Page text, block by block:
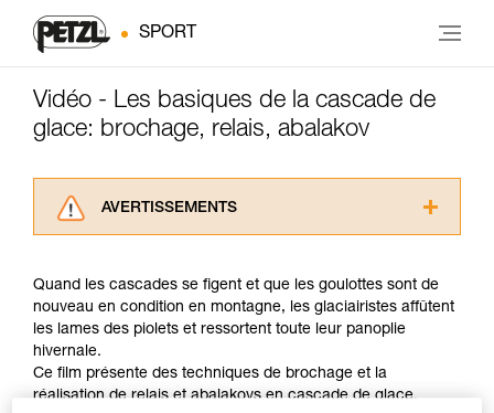
SPORT
Vidéo - Les basiques de la cascade de
glace: brochage, relais, abalakov
AVERTISSEMENTS
consulter. Vous devez avoir compris les
informations de la notice technique pour
pouvoir comprendre ce complément
Maîtriser ces techniques nécessite une
formation et un entraînement spécifique. Validez
Quand les cascades se figent et que les goulottes sont de
nouveau en condition en montagne, les glaciairistes affûtent
les lames des piolets et ressortent toute leur panoplie
hivernale.
Ce film présente des techniques de brochage et la
réalisation de relais et abalakovs en cascade de glace.